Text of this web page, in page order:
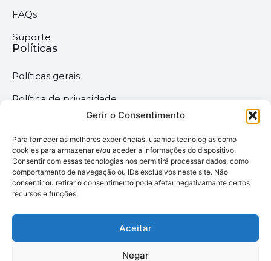
Gerir o Consentimento
Para fornecer as melhores experiências, usamos tecnologias como
cookies para armazenar e/ou aceder a informações do dispositivo.
Consentir com essas tecnologias nos permitirá processar dados, como
comportamento de navegação ou IDs exclusivos neste site. Não
consentir ou retirar o consentimento pode afetar negativamante certos
recursos e funções.
Aceitar
Negar
FAQs
Suporte
Políticas
Políticas gerais
Política de privacidade
Termos & Condições
Política de cookies
Megaimprime © 2025 |
Todos os Direitos